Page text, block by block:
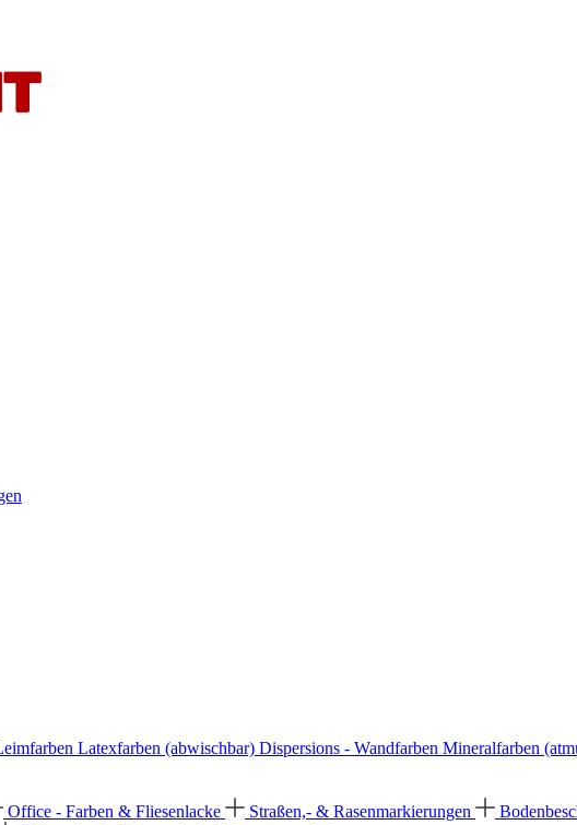
Latexfarben (abwischbar) Dispersions - Wandfarben Mineralfarben
Office - Farben & Fliesenlacke Straßen,- & Rasenmarkierungen